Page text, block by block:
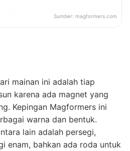
Sumber: magformers.com
mainan ini adalah tiap
karena ada magnet yang
Kepingan Magformers ini
warna dan bentuk.
lain adalah persegi,
enam, bahkan ada roda untuk